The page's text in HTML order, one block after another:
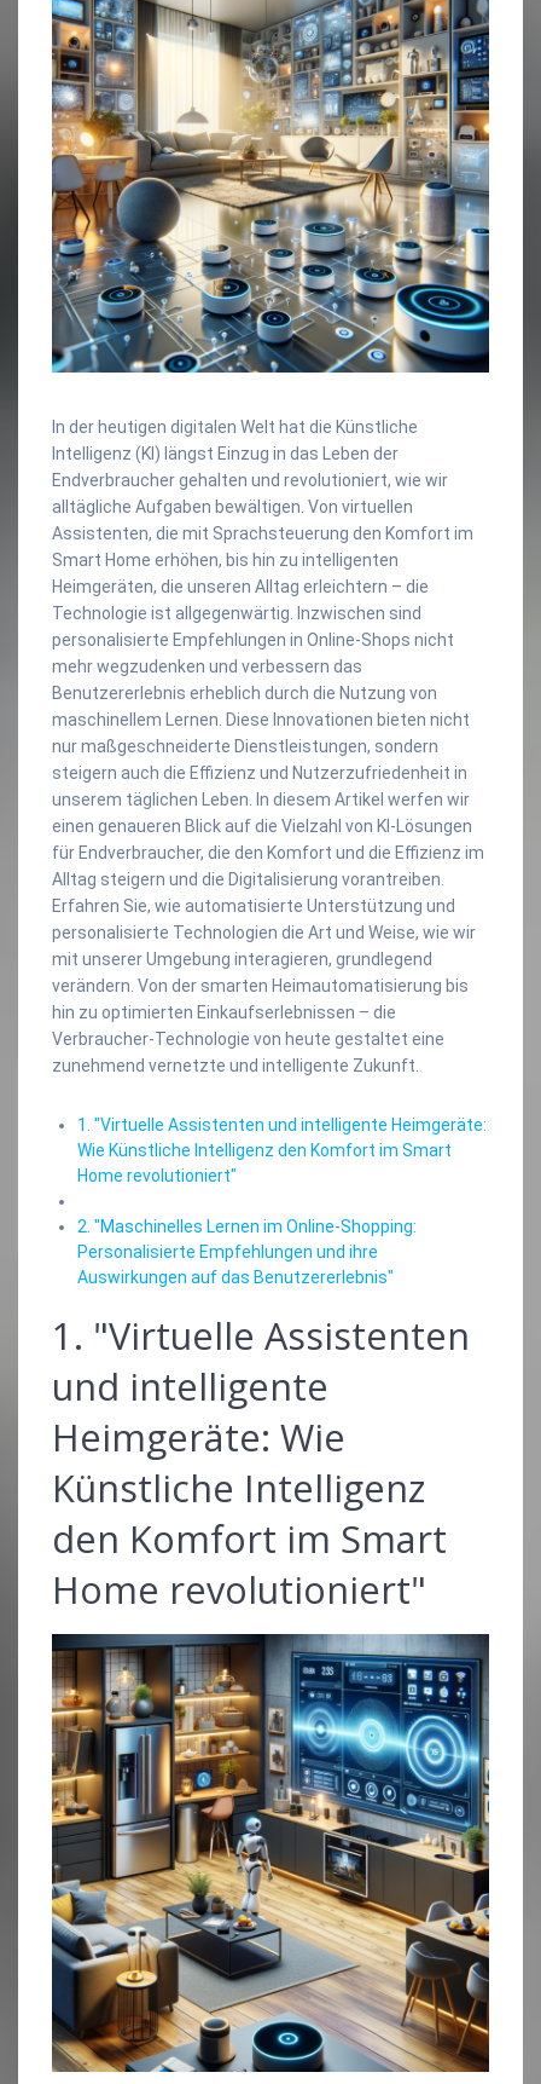
In der heutigen digitalen Welt hat die Künstliche
Intelligenz (KI) längst Einzug in das Leben der
Endverbraucher gehalten und revolutioniert, wie wir
alltägliche Aufgaben bewältigen. Von virtuellen
Assistenten, die mit Sprachsteuerung den Komfort im
Smart Home erhöhen, bis hin zu intelligenten
Heimgeräten, die unseren Alltag erleichtern – die
Technologie ist allgegenwärtig. Inzwischen sind
personalisierte Empfehlungen in Online-Shops nicht
mehr wegzudenken und verbessern das
Benutzererlebnis erheblich durch die Nutzung von
maschinellem Lernen. Diese Innovationen bieten nicht
nur maßgeschneiderte Dienstleistungen, sondern
steigern auch die Effizienz und Nutzerzufriedenheit in
unserem täglichen Leben. In diesem Artikel werfen wir
einen genaueren Blick auf die Vielzahl von KI-Lösungen
für Endverbraucher, die den Komfort und die Effizienz im
Alltag steigern und die Digitalisierung vorantreiben.
Erfahren Sie, wie automatisierte Unterstützung und
personalisierte Technologien die Art und Weise, wie wir
mit unserer Umgebung interagieren, grundlegend
verändern. Von der smarten Heimautomatisierung bis
hin zu optimierten Einkaufserlebnissen – die
Verbraucher-Technologie von heute gestaltet eine
zunehmend vernetzte und intelligente Zukunft.
1. "Virtuelle Assistenten und intelligente Heimgeräte:
Wie Künstliche Intelligenz den Komfort im Smart
Home revolutioniert"
2. "Maschinelles Lernen im Online-Shopping:
Personalisierte Empfehlungen und ihre
Auswirkungen auf das Benutzererlebnis"
1. "Virtuelle Assistenten
und intelligente
Heimgeräte: Wie
Künstliche Intelligenz
den Komfort im Smart
Home revolutioniert"